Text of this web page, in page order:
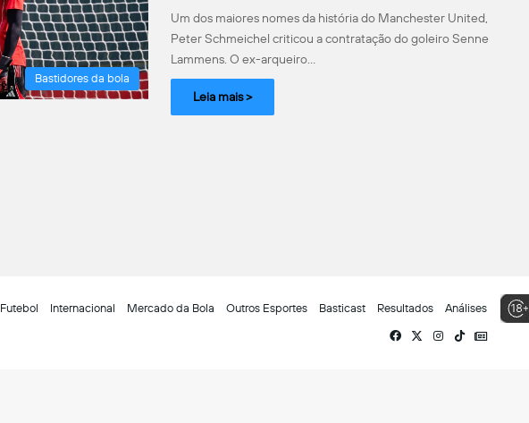
Bastidores da bola
Um dos maiores nomes da história do Manchester United,
Peter Schmeichel criticou a contratação do goleiro Senne
Lammens. O ex-arqueiro…
Leia mais >
Futebol Internacional Mercado da Bola Outros Esportes Basticast Resultados
Análises
Facebook
X Instagram
TikTokSiga-